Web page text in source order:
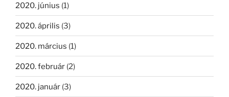
2020. június (1)
2020. április (3)
2020. március (1)
2020. február (2)
2020. január (3)